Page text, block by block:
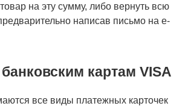
товар на эту сумму, либо вернуть всю
написав письмо на e-
картам VISA
все виды платежных карточек